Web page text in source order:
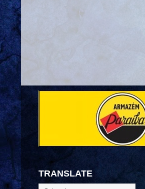
TRANSLATE